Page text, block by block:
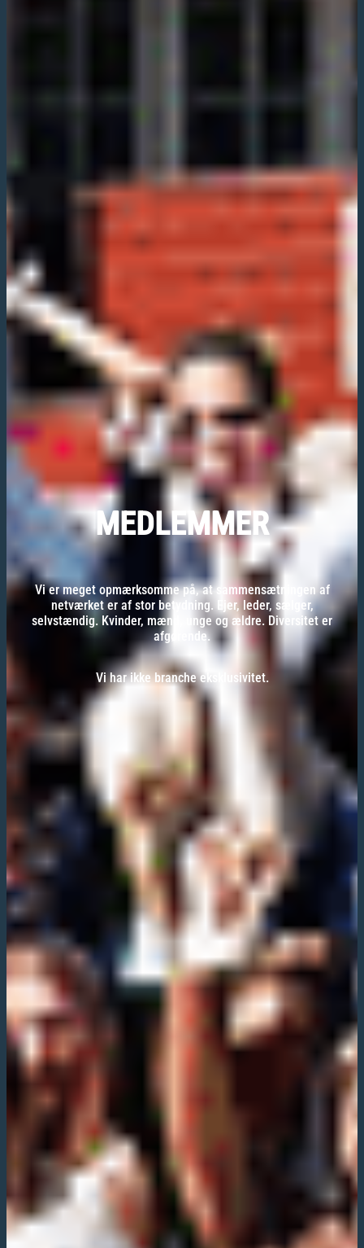
MEDLEMMER
Vi er meget opmærksomme på, at sammensætningen af
netværket er af stor betydning. Ejer, leder, sælger,
selvstændig. Kvinder, mænd, unge og ældre. Diversitet er
afgørende.
Vi har ikke branche eksklusivitet.